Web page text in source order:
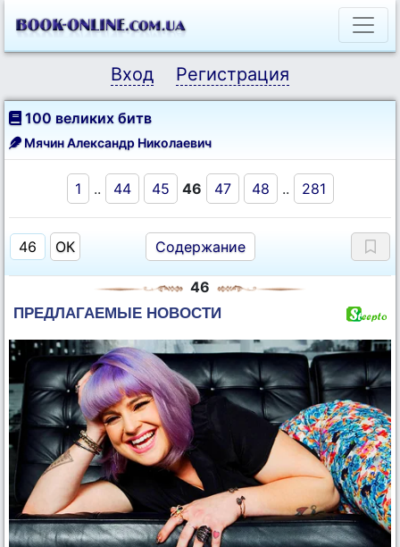
Вход Регистрация
100 великих битв
Мячин Александр Николаевич
1 .. 44 45 46 47 48 .. 281
Содержание
46